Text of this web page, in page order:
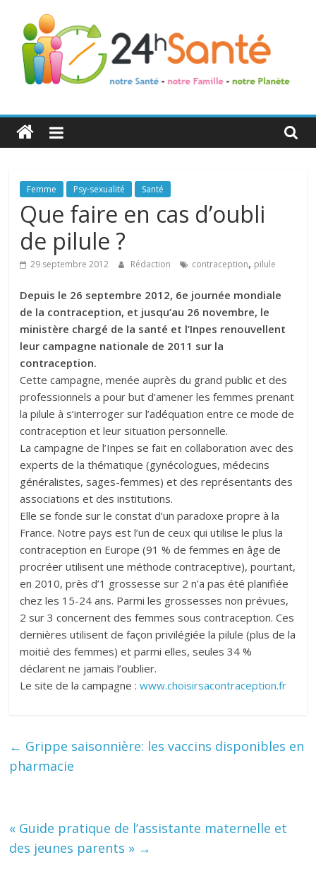
24h
Santé
La
santé
de
toute
famille
Femme Psy-sexualité Santé
Que faire en cas d’oubli
de pilule ?
29 septembre 2012 Rédaction contraception, pilule
Depuis le 26 septembre 2012, 6e journée mondiale
de la contraception, et jusqu’au 26 novembre, le
ministère chargé de la santé et l’Inpes renouvellent
leur campagne nationale de 2011 sur la
contraception.
Cette campagne, menée auprès du grand public et des
professionnels a pour but d’amener les femmes prenant
la pilule à s’interroger sur l’adéquation entre ce mode de
contraception et leur situation personnelle.
La campagne de l’Inpes se fait en collaboration avec des
experts de la thématique (gynécologues, médecins
généralistes, sages-femmes) et des représentants des
associations et des institutions.
Elle se fonde sur le constat d’un paradoxe propre à la
France. Notre pays est l’un de ceux qui utilise le plus la
contraception en Europe (91 % de femmes en âge de
procréer utilisent une méthode contraceptive), pourtant,
en 2010, près d’1 grossesse sur 2 n’a pas été planifiée
chez les 15-24 ans. Parmi les grossesses non prévues,
2 sur 3 concernent des femmes sous contraception. Ces
dernières utilisent de façon privilégiée la pilule (plus de la
moitié des femmes) et parmi elles, seules 34 %
déclarent ne jamais l’oublier.
Le site de la campagne :www.choisirsacontraception.fr
← Grippe saisonnière: les vaccins disponibles en
pharmacie
« Guide pratique de l’assistante maternelle et
des jeunes parents » →